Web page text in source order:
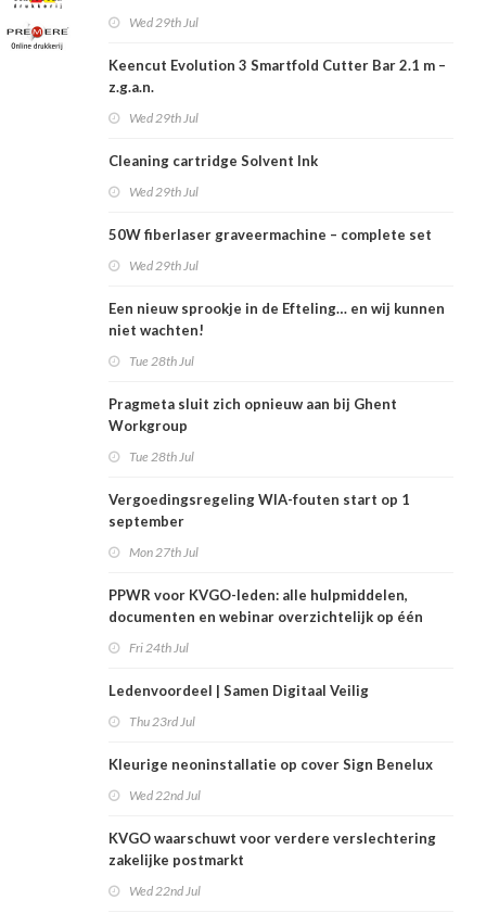
Wed 29th Jul
Keencut Evolution 3 Smartfold Cutter Bar 2.1 m –
z.g.a.n.
Wed 29th Jul
Cleaning cartridge Solvent Ink
Wed 29th Jul
50W fiberlaser graveermachine – complete set
Wed 29th Jul
Een nieuw sprookje in de Efteling… en wij kunnen
niet wachten!
Tue 28th Jul
Pragmeta sluit zich opnieuw aan bij Ghent
Workgroup
Tue 28th Jul
Vergoedingsregeling WIA-fouten start op 1
september
Mon 27th Jul
PPWR voor KVGO-leden: alle hulpmiddelen,
documenten en webinar overzichtelijk op één
Fri 24th Jul
Ledenvoordeel | Samen Digitaal Veilig
Thu 23rd Jul
Kleurige neoninstallatie op cover Sign Benelux
Wed 22nd Jul
KVGO waarschuwt voor verdere verslechtering
zakelijke postmarkt
Wed 22nd Jul